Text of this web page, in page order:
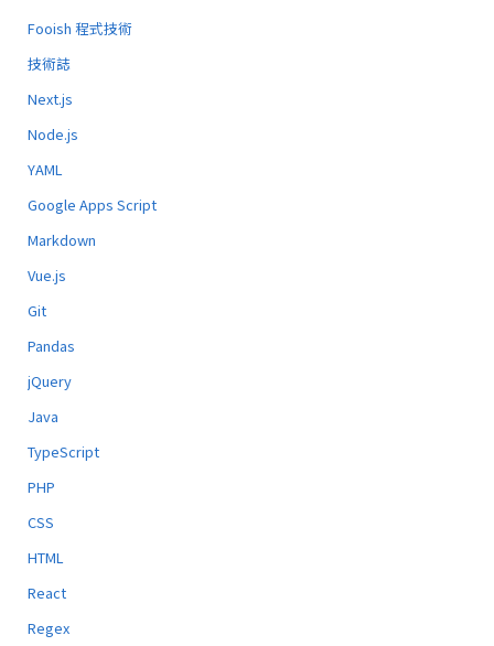
Fooish 程式技術
技術誌
Next.js
Node.js
YAML
Google Apps Script
Markdown
Vue.js
Git
Pandas
jQuery
Java
TypeScript
PHP
CSS
HTML
React
Regex